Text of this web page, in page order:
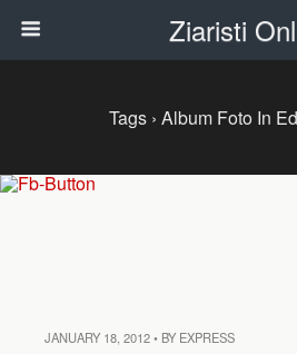
Ziaristi
Tags › Album Foto In
JANUARY 18, 2012 • BY EXPRESS